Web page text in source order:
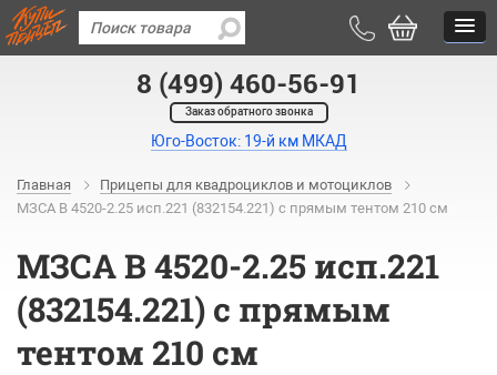
8 (499) 460-56-91
Заказ обратного звонка
Юго-Восток: 19-й км МКАД
Главная
Прицепы для квадроциклов и мотоциклов
МЗСА B 4520-2.25 исп.221 (832154.221) с прямым тентом 210 см
МЗСА B 4520-2.25 исп.221
(832154.221) с прямым
тентом 210 см